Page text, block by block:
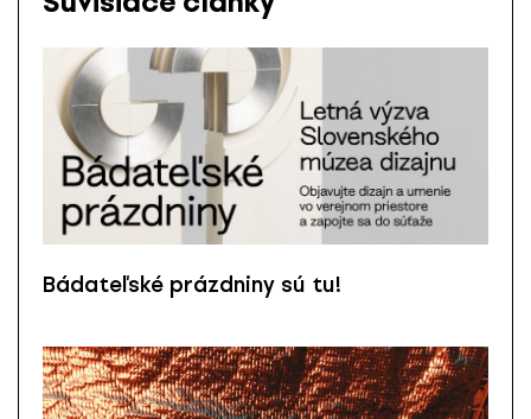
Bádateľské prázdniny sú tu!